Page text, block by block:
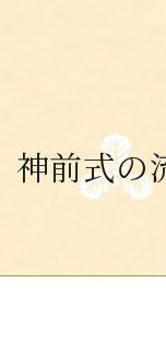
神前式の